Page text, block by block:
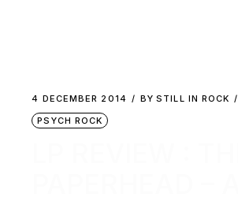
4 DECEMBER 2014 BY STILL IN ROCK
PSYCH ROCK